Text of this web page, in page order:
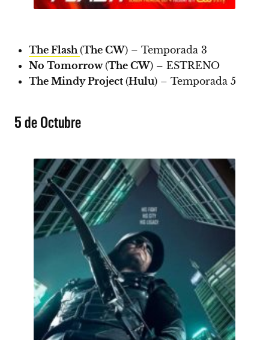
The Flash(The CW) – Temporada 3
No Tomorrow(The CW) – ESTRENO
The Mindy Project (Hulu) – Temporada 5
5 de Octubre